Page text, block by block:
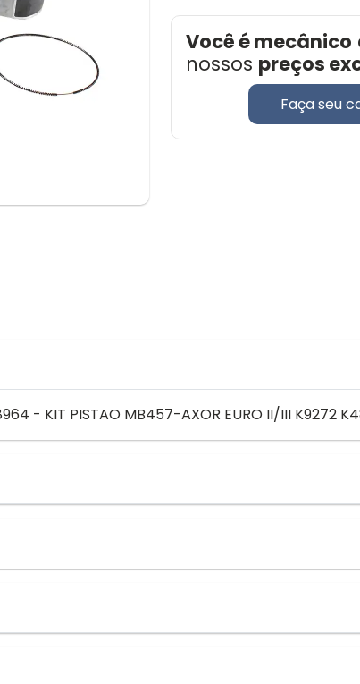
Você é mecânico
nossos preços
Faça seu
- KIT PISTAO MB457-AXOR EURO II/III K9272